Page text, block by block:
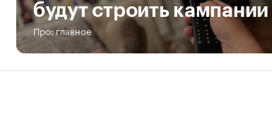
будут строить кампании
Про: главное